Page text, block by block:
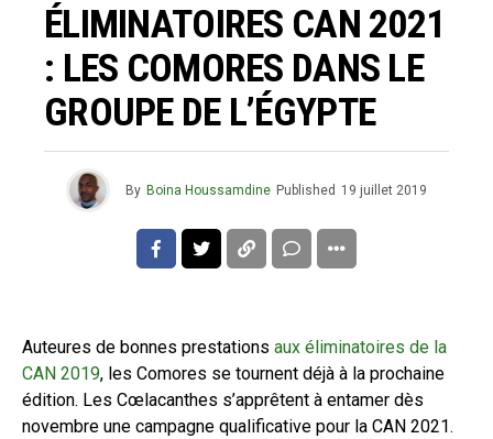
ÉLIMINATOIRES CAN 2021
: LES COMORES DANS LE
GROUPE DE L’ÉGYPTE
By Boina Houssamdine Published 19 juillet 2019
Auteures de bonnes prestations aux éliminatoires de la
CAN 2019, les Comores se tournent déjà à la prochaine
édition. Les Cœlacanthes s’apprêtent à entamer dès
novembre une campagne qualificative pour la CAN 2021.